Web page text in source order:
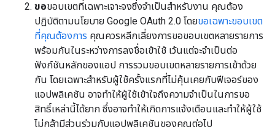
ขอขอบเขตที่เฉพาะเจาะจงซึ่งจำเป็นสำหรับงาน คุณต้อง
ปฏิบัติตามนโยบาย Google OAuth 2.0 โดยขอเฉพาะขอบเขต
ที่คุณต้องการ คุณควรหลีกเลี่ยงการขอขอบเขตหลายรายการ
พร้อมกันในระหว่างการลงชื่อเข้าใช้ เว้นแต่จะจำเป็นต่อ
ฟังก์ชันหลักของแอป การรวมขอบเขตหลายรายการเข้าด้วย
กัน โดยเฉพาะสำหรับผู้ใช้ครั้งแรกที่ไม่คุ้นเคยกับฟีเจอร์ของ
แอปพลิเคชัน อาจทำให้ผู้ใช้เข้าใจถึงความจำเป็นในการขอ
สิทธิ์เหล่านี้ได้ยาก ซึ่งอาจทำให้เกิดการแจ้งเตือนและทำให้ผู้ใช้
ไม่กล้ามีส่วนร่วมกับแอปพลิเคชันของคุณต่อไป